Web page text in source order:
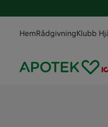
HemRådgivningKlubb